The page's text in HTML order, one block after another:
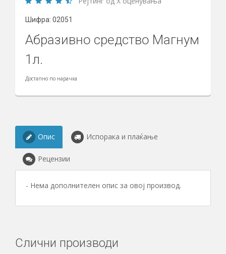
Шифра: 02051
Абразивно средство Магнум
1л.
Достапно по нарачка
Опис Испорака и плаќање
Рецензии
- Нема дополнителен опис за овој производ.
Слични производи